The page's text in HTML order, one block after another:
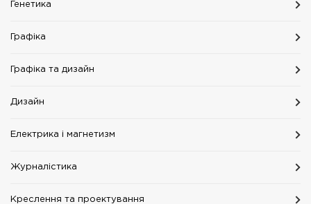
Генетика
Графіка
Графіка та дизайн
Дизайн
Електрика і магнетизм
Журналістика
Креслення та проектування